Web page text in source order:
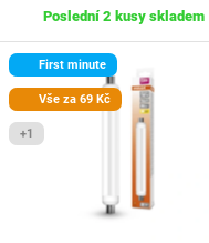
Poslední 2 kusy skladem
First minute
Vše za 69 Kč
+1